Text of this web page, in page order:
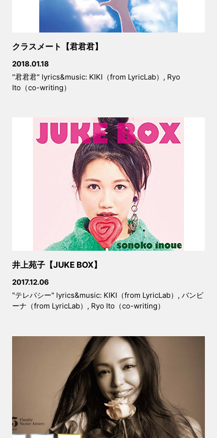
クラスメート【君君君】
2018.01.18
"君君君" lyrics&music: KIKI（from LyricLab）, Ryo
Ito（co-writing）
井上苑子【JUKE BOX】
2017.12.06
"テレパシー" lyrics&music: KIKI（from LyricLab）, バンビ
ーナ（from LyricLab）, Ryo Ito（co-writing）